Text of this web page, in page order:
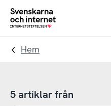
Till
navigation
Till
innehåll
To
Hem
5 artiklar från